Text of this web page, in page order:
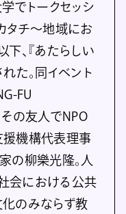
でトークセッシ
タチ～地域にお
下、『あたらしい
た。同イベント
FU
その友人でNPO
援機構代表理事
の柳樂光隆。人
会における公共
のみならず教